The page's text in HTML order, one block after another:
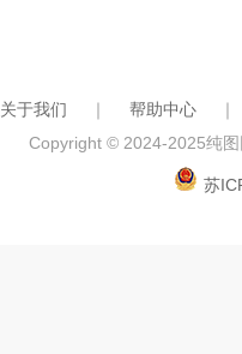
关于我们 ｜ 帮助中心
｜
Copyright © 2024-2025纯
苏